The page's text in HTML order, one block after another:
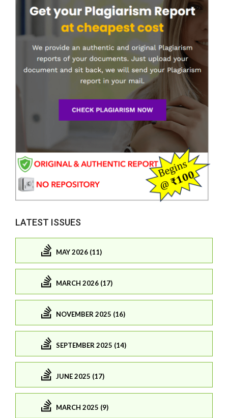
LATEST ISSUES
MAY 2026 (11)
MARCH 2026 (17)
NOVEMBER 2025 (16)
SEPTEMBER 2025 (14)
JUNE 2025 (17)
MARCH 2025 (9)